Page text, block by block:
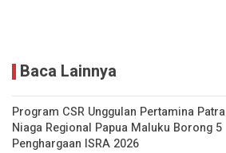
Baca Lainnya
Program CSR Unggulan Pertamina Patra
Niaga Regional Papua Maluku Borong 5
Penghargaan ISRA 2026